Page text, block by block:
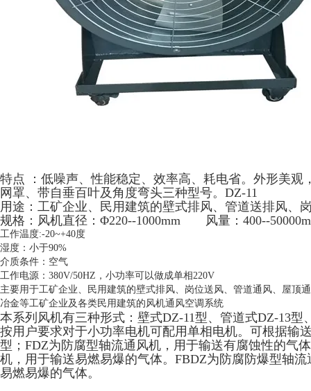
特点 ：低噪声、性能稳定、效率高、耗电省。外形美观
网罩、带自垂百叶及角度弯头三种型号。DZ-11
用途：工矿企业、民用建筑的壁式排风、管道送排风、
规格：风机直径：Φ220--1000mm 风量：400--
工作温度:-20~+40度
湿度：小于90%
介质条件：空气
工作电源：380V/50HZ，小功率可以做成单相220V
主要用于工矿企业、民用建筑的壁式排风、岗位送风、管道通风、屋顶
冶金等工矿企业及各类民用建筑的风机通风空调系统
本系列风机有三种形式：壁式DZ-11型、管道式DZ-13型
按用户要求对于小功率电机可配用单相电机。可根据输
型；FDZ为防腐型轴流通风机，用于输送有腐蚀性的气
机，用于输送易燃易爆的气体。FBDZ为防腐防爆型轴
易燃易爆的气体。